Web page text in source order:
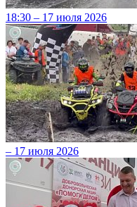
18:30 – 17 июля 2026
– 17 июля 2026